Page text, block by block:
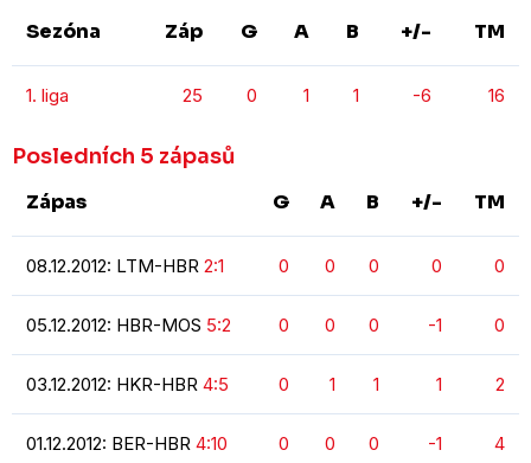
Sezóna Záp G A B +/- TM
1. liga 25 0 1 1 -6 16
Posledních 5 zápasů
Zápas G A B +/- TM
08.12.2012: LTM-HBR 2:1 0 0 0 0 0
05.12.2012: HBR-MOS 5:2 0 0 0 -1 0
03.12.2012: HKR-HBR 4:5 0 1 1 1 2
01.12.2012: BER-HBR 4:10 0 0 0 -1 4